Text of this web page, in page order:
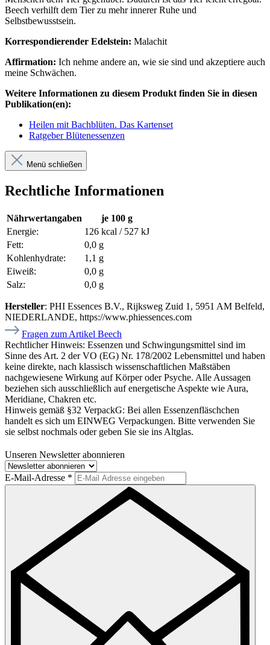
Beech verhilft dem Tier zu mehr innerer Ruhe und
Selbstbewusstsein.
Korrespondierender Edelstein: Malachit
Affirmation: Ich nehme andere an, wie sie sind und akzeptiere auch
meine Schwächen.
Weitere Informationen zu diesem Produkt finden Sie in diesen
Publikation(en):
Heilen mit Bachblüten. Das Kartenset
Ratgeber Blütenessenzen
Menü schließen
Rechtliche Informationen
Nährwertangaben
je 100 g
Energie:
126 kcal / 527 kJ
Fett:
0,0 g
Kohlenhydrate:
1,1 g
Eiweiß:
0,0 g
Salz:
0,0 g
Hersteller: PHI Essences B.V., Rijksweg Zuid 1, 5951 AM Belfeld,
NIEDERLANDE, https://www.phiessences.com
Fragen zum Artikel Beech
Rechtlicher Hinweis: Essenzen und Schwingungsmittel sind im
Sinne des Art. 2 der VO (EG) Nr. 178/2002 Lebensmittel und haben
keine direkte, nach klassisch wissenschaftlichen Maßstäben
nachgewiesene Wirkung auf Körper oder Psyche. Alle Aussagen
beziehen sich ausschließlich auf energetische Aspekte wie Aura,
Meridiane, Chakren etc.
Hinweis gemäß §32 VerpackG: Bei allen Essenzenfläschchen
handelt es sich um EINWEG Verpackungen. Bitte verwenden Sie
sie selbst nochmals oder geben Sie sie ins Altglas.
Unseren Newsletter abonnieren
E-Mail-Adresse *